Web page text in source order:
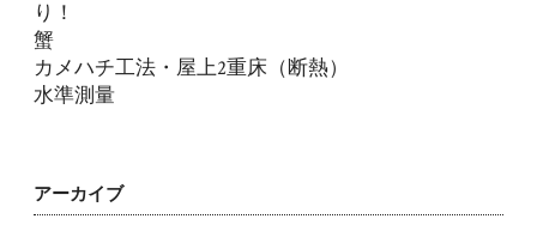
り！
蟹
カメハチ工法・屋上2重床（断熱）
水準測量
アーカイブ